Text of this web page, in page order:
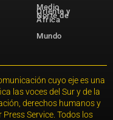
Medio
Oriente y
Norte de
África
Mundo
cuyo eje es una
las voces del Sur y de la
derechos humanos y
Service. Todos los